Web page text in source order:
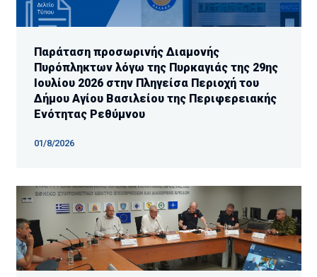
Παράταση προσωρινής Διαμονής
Πυρόπληκτων λόγω της Πυρκαγιάς της 29ης
Ιουλίου 2026 στην Πληγείσα Περιοχή του
Δήμου Αγίου Βασιλείου της Περιφερειακής
Ενότητας Ρεθύμνου
01/8/2026